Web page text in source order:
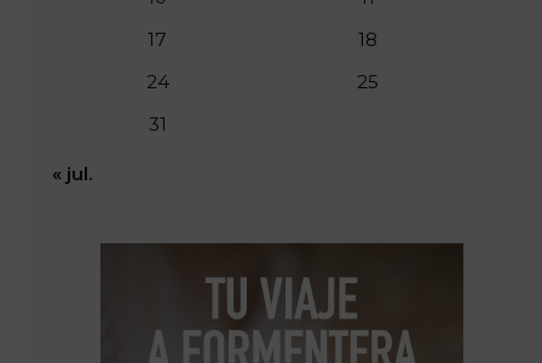
17
18
24
25
31
« jul.